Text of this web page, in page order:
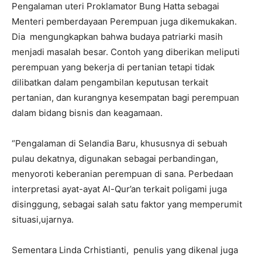
Pengalaman uteri Proklamator Bung Hatta sebagai
Menteri pemberdayaan Perempuan juga dikemukakan.
Dia mengungkapkan bahwa budaya patriarki masih
menjadi masalah besar. Contoh yang diberikan meliputi
perempuan yang bekerja di pertanian tetapi tidak
dilibatkan dalam pengambilan keputusan terkait
pertanian, dan kurangnya kesempatan bagi perempuan
dalam bidang bisnis dan keagamaan.
“Pengalaman di Selandia Baru, khususnya di sebuah
pulau dekatnya, digunakan sebagai perbandingan,
menyoroti keberanian perempuan di sana. Perbedaan
interpretasi ayat-ayat Al-Qur’an terkait poligami juga
disinggung, sebagai salah satu faktor yang memperumit
situasi,ujarnya.
Sementara Linda Crhistianti, penulis yang dikenal juga